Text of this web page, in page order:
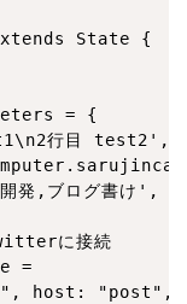
State {
= {
行目 test2',
発,ブログ書け',
に接続
=
host: "post",